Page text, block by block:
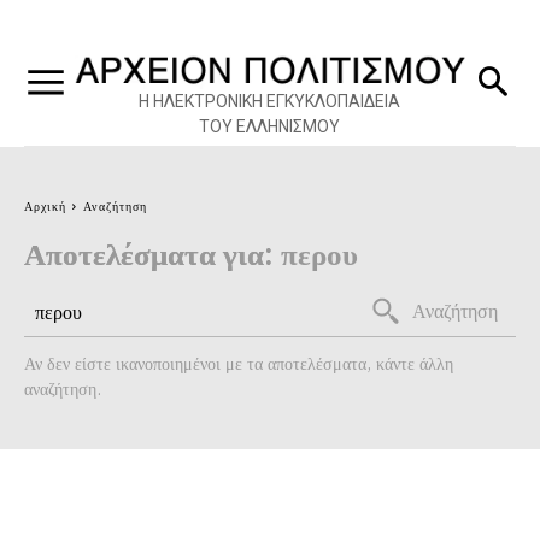
Η ΗΛΕΚΤΡΟΝΙΚΗ ΕΓΚΥΚΛΟΠΑΙΔΕΙΑ
ΤΟΥ ΕΛΛΗΝΙΣΜΟΥ
Αρχική Αναζήτηση
Αποτελέσματα για: περου
Αναζήτηση
Αν δεν είστε ικανοποιημένοι με τα αποτελέσματα, κάντε άλλη
αναζήτηση.